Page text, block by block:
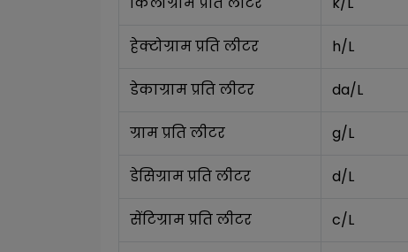
हेक्टोग्राम प्रति लीटर h/L
डेकाग्राम प्रति लीटर da/L
ग्राम प्रति लीटर g/L
डेसिग्राम प्रति लीटर d/L
सेंटिग्राम प्रति लीटर c/L